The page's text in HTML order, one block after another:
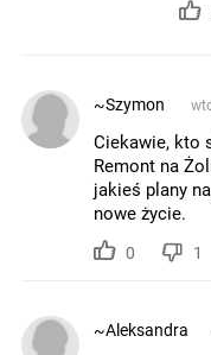
~Szymon
Ciekawie, kto
Remont na
jakieś plany
nowe życie.
0 1
~Aleksandra